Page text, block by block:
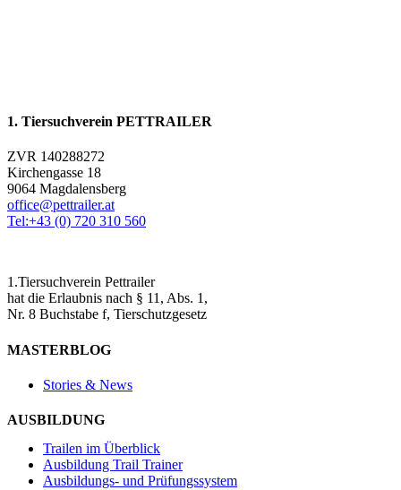
1. Tiersuchverein PETTRAILER
ZVR 140288272
Kirchengasse 18
9064 Magdalensberg
office@pettrailer.at
Tel:+43 (0) 720 310 560
1.Tiersuchverein Pettrailer
hat die Erlaubnis nach § 11, Abs. 1,
Nr. 8 Buchstabe f, Tierschutzgesetz
MASTERBLOG
Stories & News
AUSBILDUNG
Trailen im Überblick
Ausbildung Trail Trainer
Ausbildungs- und Prüfungssystem